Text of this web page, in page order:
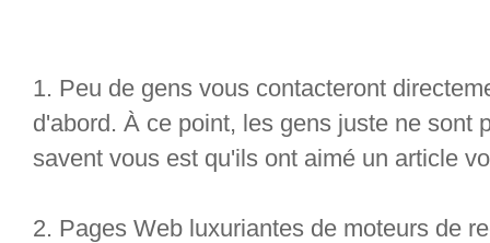
1. Peu de gens vous contacteront
d'abord. À ce point, les gens juste ne sont
savent vous est qu'ils ont aimé un article
2. Pages Web luxuriantes de moteurs de